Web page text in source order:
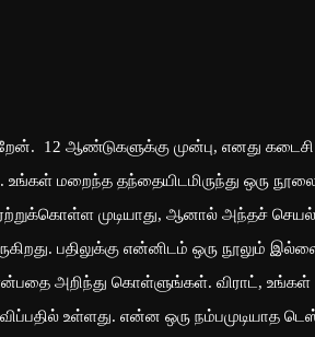
​​12 ஆண்டுகளுக்கு முன்பு, எனது கடைசி
மறைந்த தந்தையிடமிருந்து ஒரு
முடியாது, ஆனால் அந்தச் செயல்
பதிலுக்கு என்னிடம் ஒரு நூலும்
அறிந்து கொள்ளுங்கள். விராட், உங்கள்
உள்ளது. என்ன ஒரு நம்பமுடியாத